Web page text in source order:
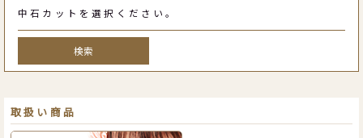
中石カットを選択ください。
検索
取扱い商品